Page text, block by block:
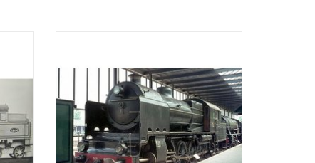
(29.00.105)
TOEVOEGEN AAN WINKELWAGEN